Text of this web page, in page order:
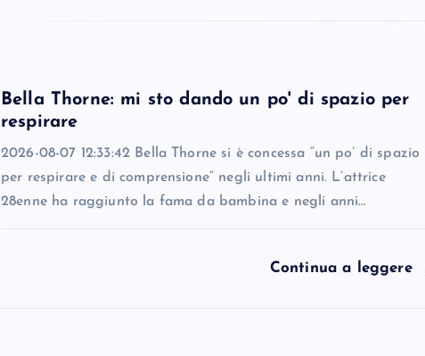
Bella Thorne: mi sto dando un po' di spazio per
respirare
2026-08-07 12:33:42 Bella Thorne si è concessa “un po’ di spazio
per respirare e di comprensione” negli ultimi anni. L’attrice
28enne ha raggiunto la fama da bambina e negli anni…
Continua a leggere